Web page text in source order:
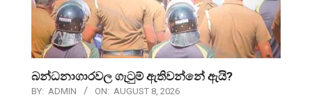
බන්ධනාගාරවල ගැටුම් ඇතිවන්නේ ඇයි?
BY: ADMIN ON: AUGUST 8, 2026